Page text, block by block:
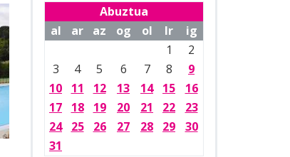
Abuztua
al
ar az og ol lr
ig
1
2
3
4 5 6 7 8
9
10
11 12 13 14 15
16
17
18 19 20 21 22
23
24
25 26 27 28 29
30
31